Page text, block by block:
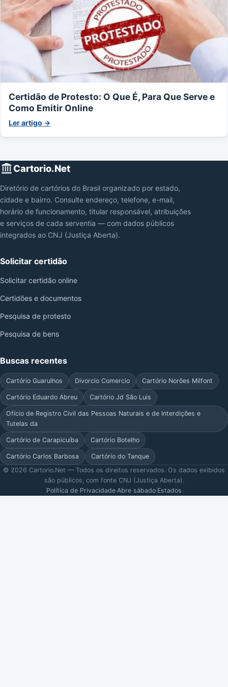
Certidão de Protesto: O Que É, Para Que Serve e
Como Emitir Online
Ler artigo →
Cartorio.Net
Diretório de cartórios do Brasil organizado por estado,
cidade e bairro. Consulte endereço, telefone, e-mail,
horário de funcionamento, titular responsável, atribuições
e serviços de cada serventia — com dados públicos
integrados ao CNJ (Justiça Aberta).
Solicitar certidão
Solicitar certidão online
Certidões e documentos
Pesquisa de protesto
Pesquisa de bens
Buscas recentes
Cartório Guarulhos Divorcio Comercio Cartório Norões Milfont
Cartório Eduardo Abreu Cartório Jd São Luis
Ofício de Registro Civil das Pessoas Naturais e de Interdições e
Tutelas da
Cartório de Carapicuíba Cartório Botelho
Cartório Carlos Barbosa
Cartório do Tanque
© 2026 Cartorio.Net — Todos os direitos reservados. Os dados exibidos
são públicos, com fonte CNJ (Justiça Aberta).
Política de Privacidade·Abre sábado·Estados